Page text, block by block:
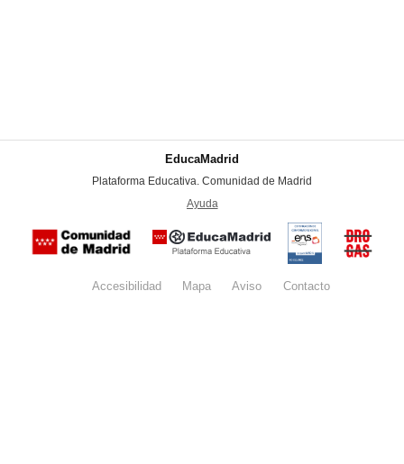
EducaMadrid
Plataforma Educativa. Comunidad de Madrid
Ayuda
Certificación
conformidad
con el
Nacional de
Seguridad
del
Accesibilidad Mapa Aviso legalContacto